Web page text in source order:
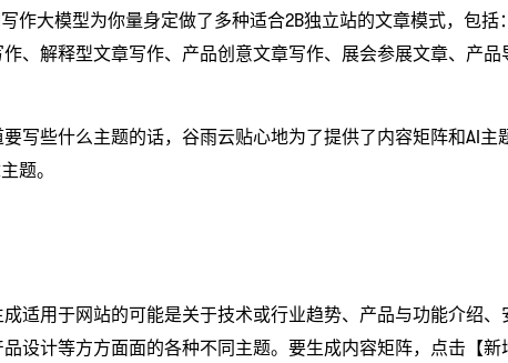
作大模型为你量身定做了多种适合2B独立站的文章模式，包括
、解释型文章写作、产品创意文章写作、展会参展文章、产品
写些什么主题的话，谷雨云贴心地为了提供了内容矩阵和AI主
题。
适用于网站的可能是关于技术或行业趋势、产品与功能介绍
设计等方方面面的各种不同主题。要生成内容矩阵，点击【